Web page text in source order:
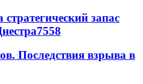
запас
7558
Последствия взрыва в